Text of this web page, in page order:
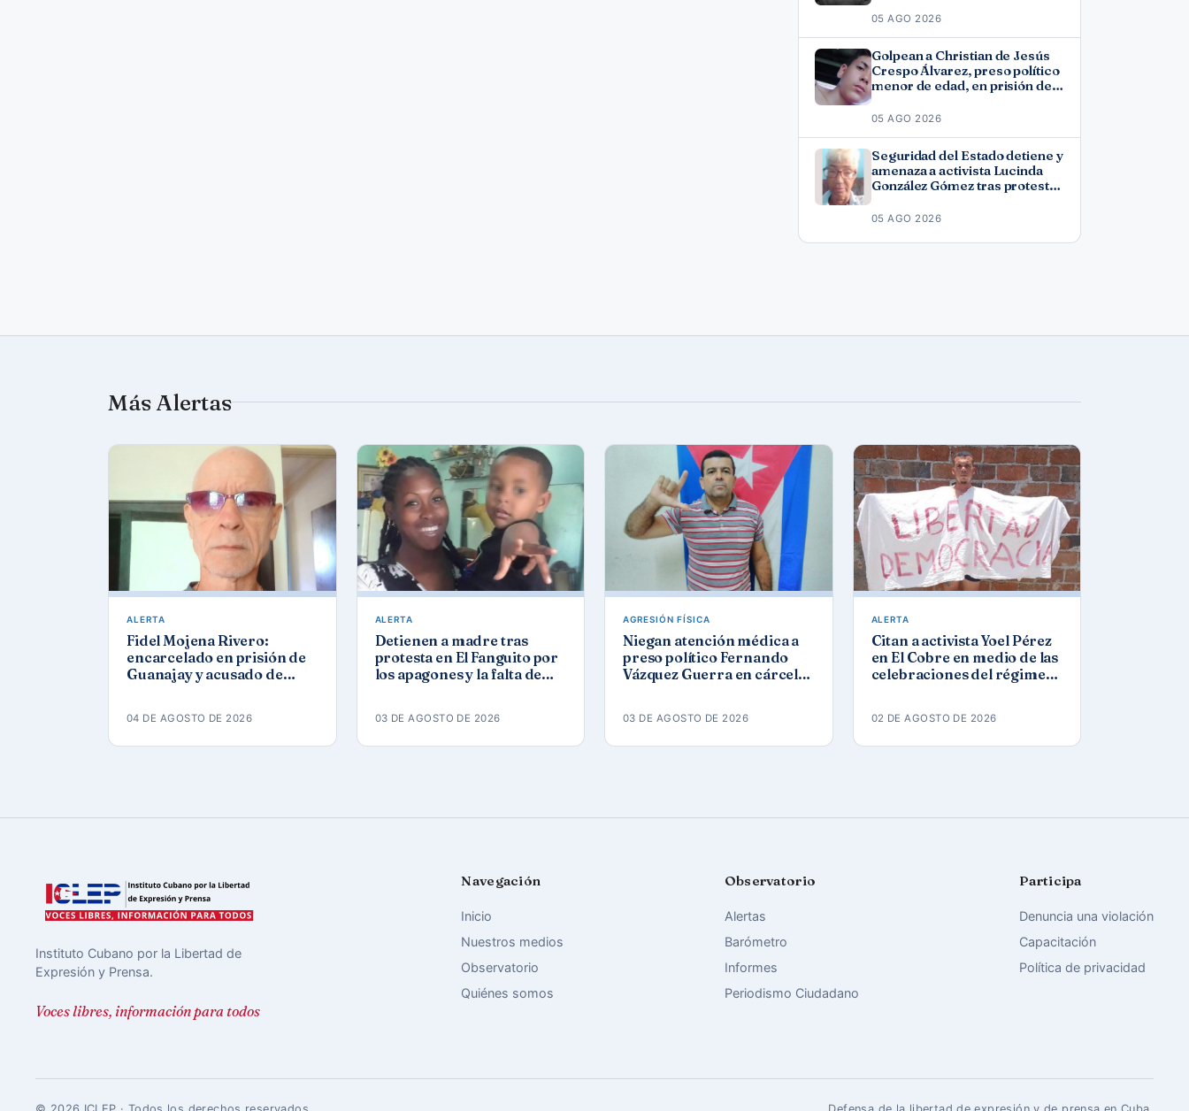
05 AGO 2026
Golpean a Christian de Jesús
Crespo Álvarez, preso político
menor de edad, en prisión de
05 AGO 2026
Seguridad del Estado detiene y
amenaza a activista Lucinda
González Gómez tras protesta
05 AGO 2026
Más Alertas
ALERTA
Fidel Mojena Rivero:
encarcelado en prisión de
Guanajay y acusado de
04 DE AGOSTO DE 2026
ALERTA
Detienen a madre tras
protesta en El Fanguito por
los apagones y la falta de
03 DE AGOSTO DE 2026
AGRESIÓN FÍSICA
Niegan atención médica a
preso político Fernando
Vázquez Guerra en cárcel
03 DE AGOSTO DE 2026
ALERTA
Citan a activista Yoel Pérez
en El Cobre en medio de las
celebraciones del régimen
02 DE AGOSTO DE 2026
Instituto Cubano por la Libertad de
Expresión y Prensa.
Voces libres, información para todos
Navegación
Inicio
Nuestros medios
Observatorio
Quiénes somos
Observatorio
Alertas
Barómetro
Informes
Periodismo Ciudadano
Participa
Denuncia una violación
Capacitación
Política de privacidad